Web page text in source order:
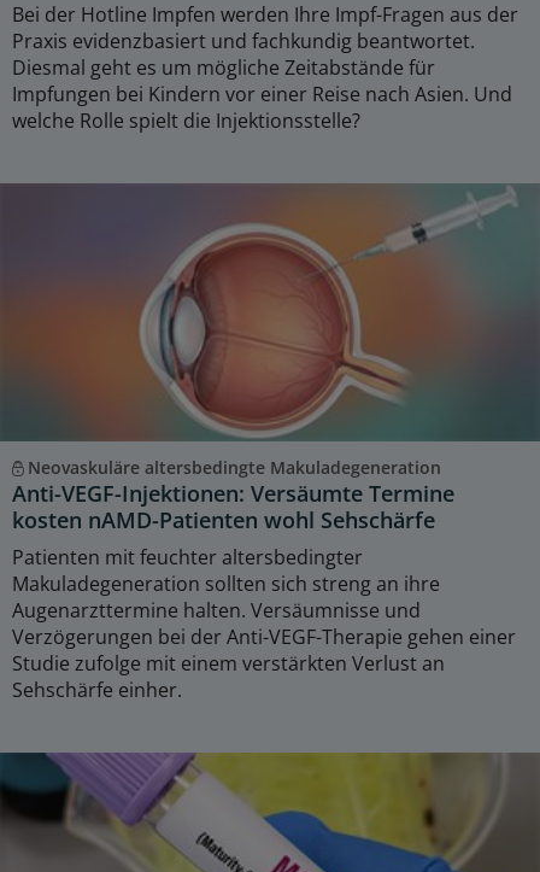
Bei der Hotline Impfen werden Ihre Impf-Fragen aus der
Praxis evidenzbasiert und fachkundig beantwortet.
Diesmal geht es um mögliche Zeitabstände für
Impfungen bei Kindern vor einer Reise nach Asien. Und
welche Rolle spielt die Injektionsstelle?
Neovaskuläre altersbedingte Makuladegeneration
Anti-VEGF-Injektionen: Versäumte Termine
kosten nAMD-Patienten wohl Sehschärfe
Patienten mit feuchter altersbedingter
Makuladegeneration sollten sich streng an ihre
Augenarzttermine halten. Versäumnisse und
Verzögerungen bei der Anti-VEGF-Therapie gehen einer
Studie zufolge mit einem verstärkten Verlust an
Sehschärfe einher.